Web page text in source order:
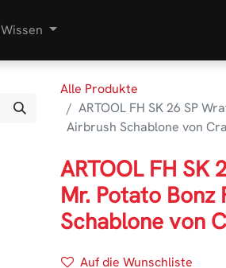
Wissen
Alle Produkte
ARTOOL FH SK 26 SP
Airbrush Schablone von
ARTOOL FH SK
Mr. Potato Bonz
Schablone von
Auf die Wunschliste